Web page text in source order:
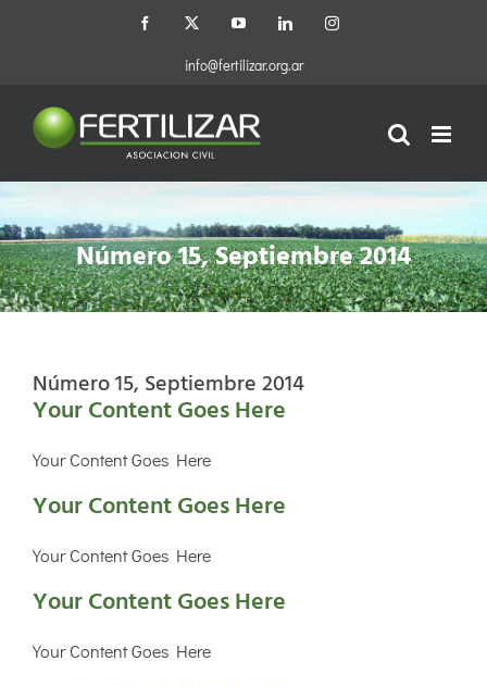
Facebook
X YouTubeLinkedInInstagram
info@fertilizar.org.ar
Número 15, Septiembre 2014
Número 15, Septiembre 2014
Your Content Goes Here
Your Content Goes Here
Your Content Goes Here
Your Content Goes Here
Your Content Goes Here
Your Content Goes Here